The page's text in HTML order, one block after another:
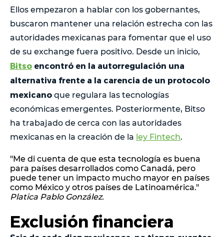
Ellos empezaron a hablar con los gobernantes,
buscaron mantener una relación estrecha con las
autoridades mexicanas para fomentar que el uso
de su exchange fuera positivo. Desde un inicio,
Bitso encontró en la autorregulación una
alternativa frente a la carencia de un protocolo
mexicano que regulara las tecnologías
económicas emergentes. Posteriormente, Bitso
ha trabajado de cerca con las autoridades
mexicanas en la creación de la ley Fintech.
"Me di cuenta de que esta tecnología es buena
para países desarrollados como Canadá, pero
puede tener un impacto mucho mayor en países
como México y otros países de Latinoamérica."
Platica Pablo González.
Exclusión financiera